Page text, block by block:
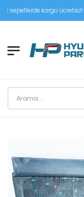
kargo ücretsiz!